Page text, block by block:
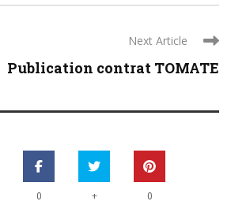
Next Article
Publication contrat TOMATE
0 + 0